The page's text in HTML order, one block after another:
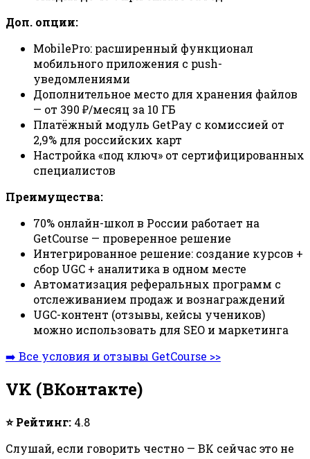
Доп. опции:
MobilePro: расширенный функционал
мобильного приложения с push-
уведомлениями
Дополнительное место для хранения файлов
— от 390 ₽/месяц за 10 ГБ
Платёжный модуль GetPay с комиссией от
2,9% для российских карт
Настройка «под ключ» от сертифицированных
специалистов
Преимущества:
70% онлайн-школ в России работает на
GetCourse — проверенное решение
Интегрированное решение: создание курсов +
сбор UGC + аналитика в одном месте
Автоматизация реферальных программ с
отслеживанием продаж и вознаграждений
UGC-контент (отзывы, кейсы учеников)
можно использовать для SEO и маркетинга
➡️ Все условия и отзывы GetCourse >>
VK (ВКонтакте)
⭐ Рейтинг: 4.8
Слушай, если говорить честно — ВК сейчас это не